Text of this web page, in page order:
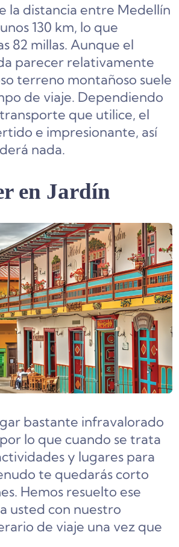
la distancia entre Medellín
130 km, lo que
82 millas. Aunque el
parecer relativamente
terreno montañoso suele
de viaje. Dependiendo
que utilice, el
e impresionante, así
nada.
en Jardín
bastante infravalorado
lo que cuando se trata
y lugares para
te quedarás corto
Hemos resuelto ese
usted con nuestro
de viaje una vez que